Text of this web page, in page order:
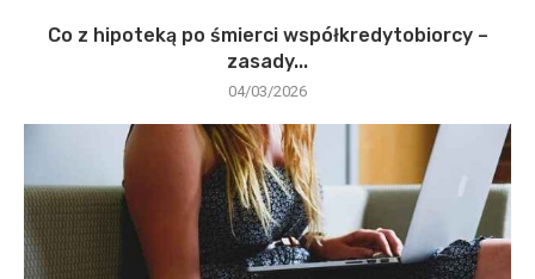
Co z hipoteką po śmierci współkredytobiorcy –
zasady...
04/03/2026